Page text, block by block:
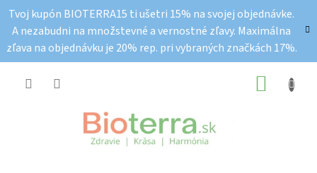
obsah
Tvoj kupón BIOTERRA15 ti ušetri 15% na svojej objednávke.
A nezabudni na množstevné a vernostné zľavy. Maximálna
zľava na objednávku je 20% rep. pri vybraných značkách 17%.